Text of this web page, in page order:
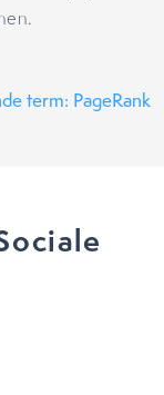
term: PageRank